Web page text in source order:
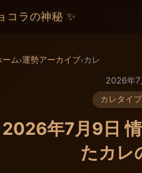
コラの神秘 ✨
ーム›運勢アーカイブ›カレ
2026年7
カレタイ
2026年7月9日
たカレ